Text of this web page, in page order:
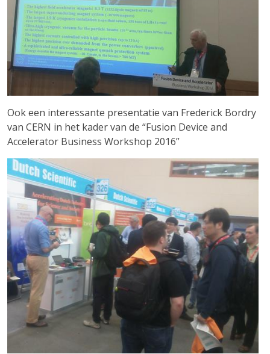
Ook een interessante presentatie van Frederick Bordry
van CERN in het kader van de “Fusion Device and
Accelerator Business Workshop 2016”